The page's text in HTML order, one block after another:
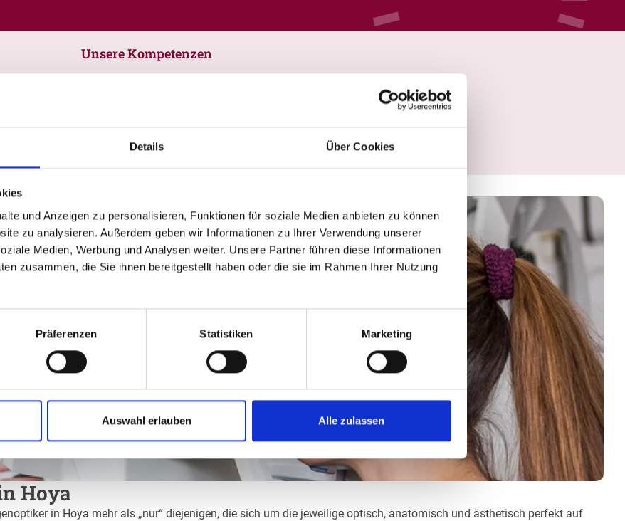
Details Über Cookies
und Anzeigen zu personalisieren, Funktionen für soziale Medien anbieten zu können
zu analysieren. Außerdem geben wir Informationen zu Ihrer Verwendung unserer
Medien, Werbung und Analysen weiter. Unsere Partner führen diese Informationen
zusammen, die Sie ihnen bereitgestellt haben oder die sie im Rahmen Ihrer Nutzung
Präferenzen Statistiken Marketing
Auswahl erlauben Alle zulassen
Unsere Kompetenzen
Hoya
in Hoya mehr als „nur“ diejenigen, die sich um die jeweilige optisch, anatomisch und ästhetisch perfekt auf